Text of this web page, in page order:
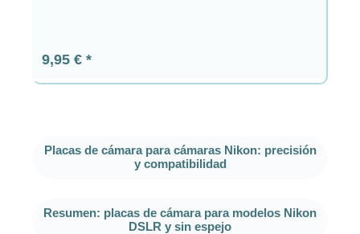
Precio normal:
9,95 €
Placas de cámara para cámaras Nikon: precisión
y compatibilidad
Resumen: placas de cámara para modelos Nikon
DSLR y sin espejo